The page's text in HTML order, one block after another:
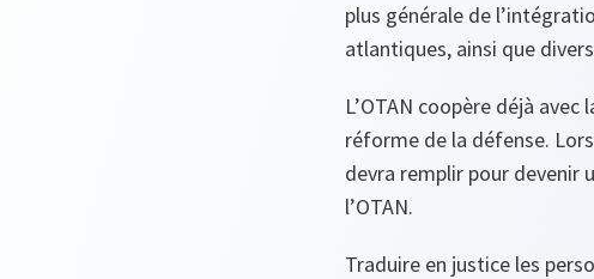
plus générale de
atlantiques, ainsi que
L’OTAN coopère déjà
réforme de la défense.
devra remplir pour devenir
l’OTAN.
Traduire en justice les